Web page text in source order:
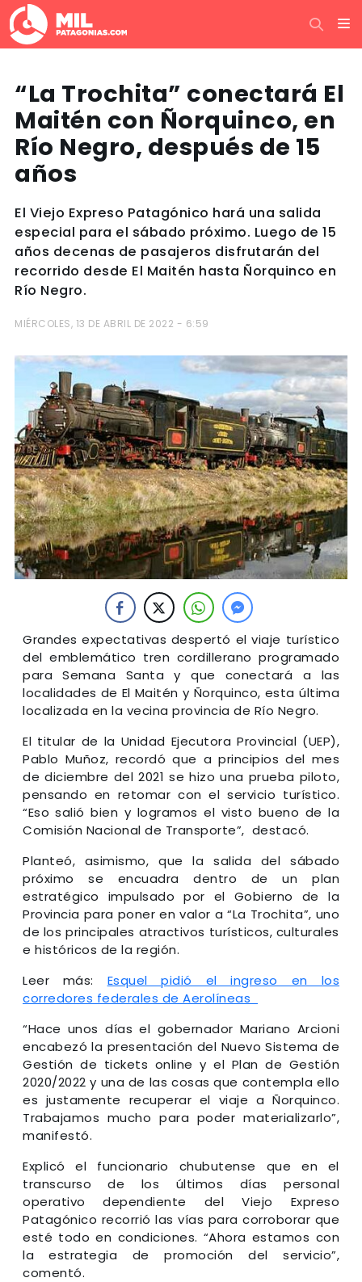
“La Trochita” conectará El
Maitén con Ñorquinco, en
Río Negro, después de 15
años
El Viejo Expreso Patagónico hará una salida
especial para el sábado próximo. Luego de 15
años decenas de pasajeros disfrutarán del
recorrido desde El Maitén hasta Ñorquinco en
Río Negro.
MIÉRCOLES, 13 DE ABRIL DE 2022 - 6:59
Grandes expectativas despertó el viaje turístico
del emblemático tren cordillerano programado
para Semana Santa y que conectará a las
localidades de El Maitén y Ñorquinco, esta última
localizada en la vecina provincia de Río Negro.
El titular de la Unidad Ejecutora Provincial (UEP),
Pablo Muñoz, recordó que a principios del mes
de diciembre del 2021 se hizo una prueba piloto,
pensando en retomar con el servicio turístico.
“Eso salió bien y logramos el visto bueno de la
Comisión Nacional de Transporte”, destacó.
Planteó, asimismo, que la salida del sábado
próximo se encuadra dentro de un plan
estratégico impulsado por el Gobierno de la
Provincia para poner en valor a “La Trochita”, uno
de los principales atractivos turísticos, culturales
e históricos de la región.
Leer más: Esquel pidió el ingreso en los
corredores federales de Aerolíneas
“Hace unos días el gobernador Mariano Arcioni
encabezó la presentación del Nuevo Sistema de
Gestión de tickets online y el Plan de Gestión
2020/2022 y una de las cosas que contempla ello
es justamente recuperar el viaje a Ñorquinco.
Trabajamos mucho para poder materializarlo”,
manifestó.
Explicó el funcionario chubutense que en el
transcurso de los últimos días personal
operativo dependiente del Viejo Expreso
Patagónico recorrió las vías para corroborar que
esté todo en condiciones. “Ahora estamos con
la estrategia de promoción del servicio”,
comentó.